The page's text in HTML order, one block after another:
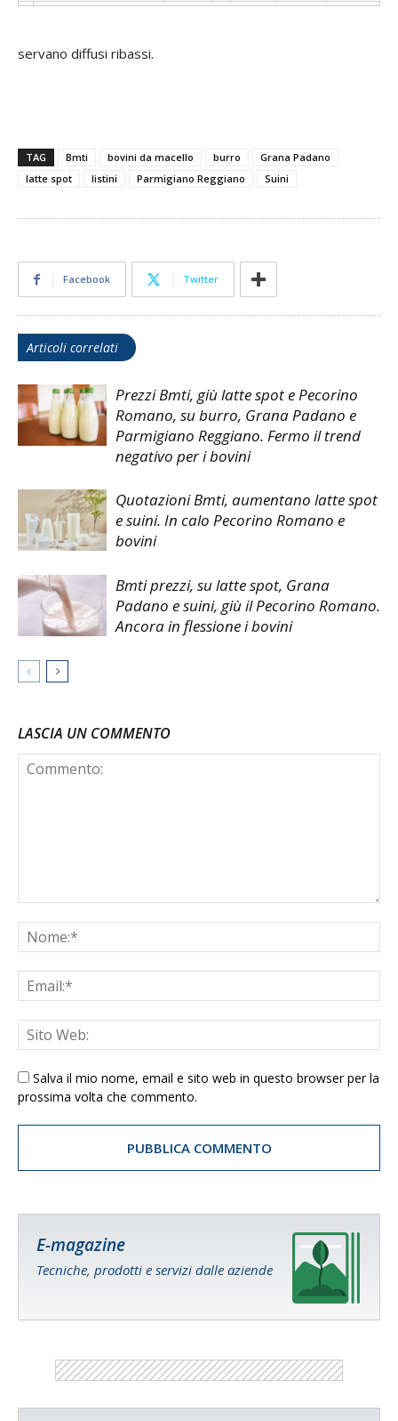
servano diffusi ribassi.
TAG Bmti bovini da macello burro
Grana Padano
latte spot
listini Parmigiano Reggiano Suini
Facebook Twitter
Articoli correlati
Prezzi Bmti, giù latte spot e Pecorino
Romano, su burro, Grana Padano e
Parmigiano Reggiano. Fermo il trend
negativo per i bovini
Quotazioni Bmti, aumentano latte spot
e suini. In calo Pecorino Romano e
bovini
Bmti prezzi, su latte spot, Grana
Padano e suini, giù il Pecorino Romano.
Ancora in flessione i bovini
LASCIA UN COMMENTO
Salva il mio nome, email e sito web in questo browser per la
prossima volta che commento.
E-magazine
Tecniche, prodotti e servizi dalle aziende